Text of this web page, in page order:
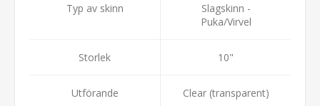
Typ av skinn
Slagskinn -
Puka/Virvel
Storlek 10"
Utförande Clear (transparent)